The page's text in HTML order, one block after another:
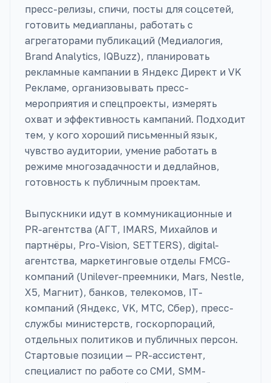
пресс-релизы, спичи, посты для соцсетей,
готовить медиапланы, работать с
агрегаторами публикаций (Медиалогия,
Brand Analytics, IQBuzz), планировать
рекламные кампании в Яндекс Директ и VK
Рекламе, организовывать пресс-
мероприятия и спецпроекты, измерять
охват и эффективность кампаний. Подходит
тем, у кого хороший письменный язык,
чувство аудитории, умение работать в
режиме многозадачности и дедлайнов,
готовность к публичным проектам.
Выпускники идут в коммуникационные и
PR-агентства (АГТ, IMARS, Михайлов и
партнёры, Pro-Vision, SETTERS), digital-
агентства, маркетинговые отделы FMCG-
компаний (Unilever-преемники, Mars, Nestle,
X5, Магнит), банков, телекомов, IT-
компаний (Яндекс, VK, МТС, Сбер), пресс-
службы министерств, госкорпораций,
отдельных политиков и публичных персон.
Стартовые позиции — PR-ассистент,
специалист по работе со СМИ, SMM-